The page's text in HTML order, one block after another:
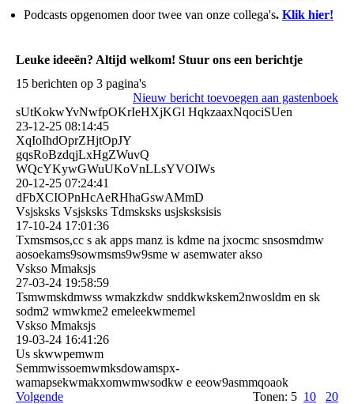
Podcasts opgenomen door twee van onze collega's. Klik hier!
Leuke ideeën? Altijd welkom! Stuur ons een berichtje
15 berichten op 3 pagina's
Nieuw bericht toevoegen aan gastenboek
sUtKokwYvNwfpOKrIeHXjKGl HqkzaaxNqociSUen
23-12-25 08:14:45
XqIoIhdOprZHjtOpJY
gqsRoBzdqjLxHgZWuvQ
WQcYKywGWuUKoVnLLsYVOIWs
20-12-25 07:24:41
dFbXCIOPnHcAeRHhaGswAMm­D
Vsjsksks Vsjsksks Tdmsksks usjsksksisis
17-10-24 17:01:36
Txmsmsos,cc s ak apps manz is kdme na jxocmc snsosmdmw
aosoekams9sowmsms9w9sme w asemwater akso
Vskso Mmaksjs
27-03-24 19:58:59
Tsmwmskdmwss wmakzkdw snddkwkskem2nwosldm en sk
sodm2 wmwkme2 emeleekwmemel
Vskso Mmaksjs
19-03-24 16:41:26
Us skwwpemwm
Semmwissoemwmksdowamspx­
wamapsekwmakxomwmwsodkw e eeow9asmmqoaok
Volgende
Tonen: 5 10 20